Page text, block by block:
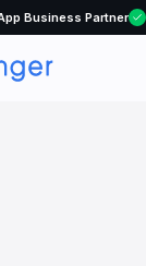
Business Partner